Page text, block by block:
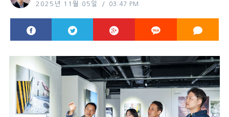
2025년 11월 05일 03:47 PM